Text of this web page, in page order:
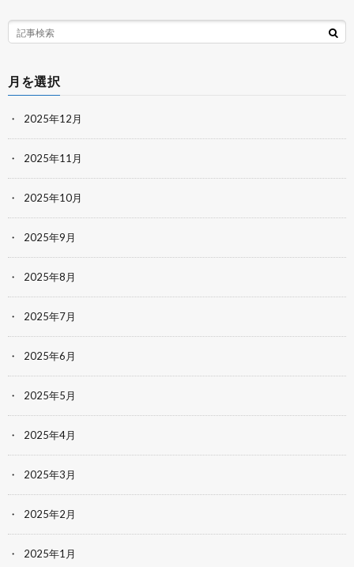
月を選択
2025年12月
2025年11月
2025年10月
2025年9月
2025年8月
2025年7月
2025年6月
2025年5月
2025年4月
2025年3月
2025年2月
2025年1月